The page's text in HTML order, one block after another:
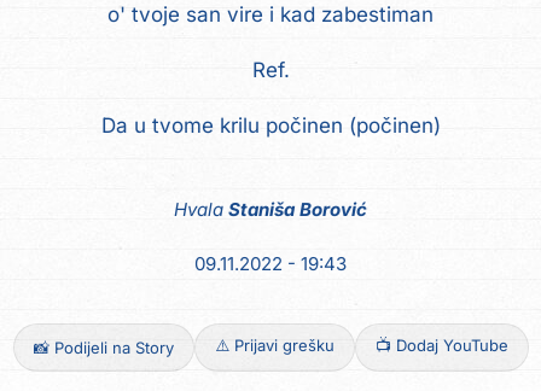
o' tvoje san vire i kad zabestiman
Ref.
Da u tvome krilu počinen (počinen)
Hvala Staniša Borović
09.11.2022 - 19:43
📸 Podijeli na Story ⚠️ Prijavi grešku 📺 Dodaj YouTube